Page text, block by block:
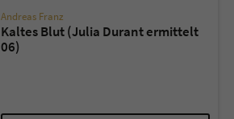
Andreas Franz
Kaltes Blut (Julia Durant ermittelt
06)